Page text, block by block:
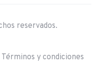
reservados.
Términos y condiciones